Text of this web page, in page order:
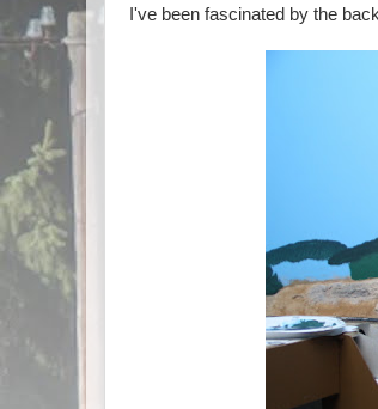
I've been fascinated by the